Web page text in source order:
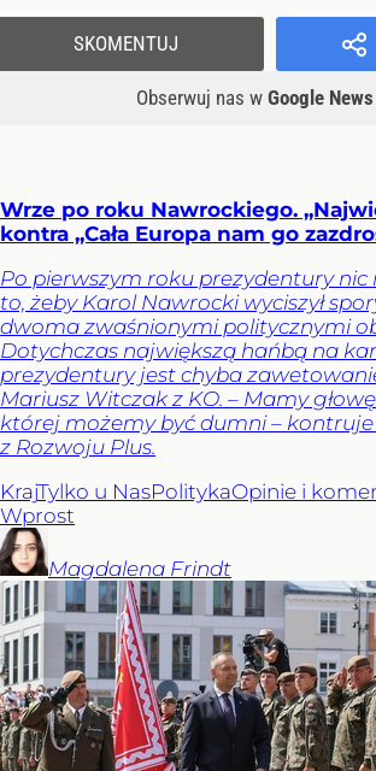
Obserwuj nas w Google News
SKOMENTUJ
Wrze po roku Nawrockiego.
kontra „Cała Europa nam go
Po pierwszym roku prezydentury nic
to, żeby Karol Nawrocki wyciszył
dwoma zwaśnionymi politycznymi
Dotychczas największą hańbą na
prezydentury jest chyba
Mariusz Witczak z KO. – Mamy
której możemy być dumni –
z Rozwoju Plus.
KrajTylko u NasPolitykaOpinie i
Wprost
Magdalena Frindt